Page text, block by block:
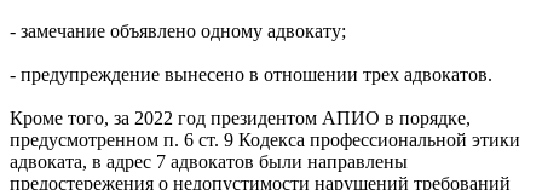
- замечание объявлено одному адвокату;
- предупреждение вынесено в отношении трех адвокатов.
Кроме того, за 2022 год президентом АПИО в порядке,
предусмотренном п. 6 ст. 9 Кодекса профессиональной этики
адвоката, в адрес 7 адвокатов были направлены
предостережения о недопустимости нарушений требований